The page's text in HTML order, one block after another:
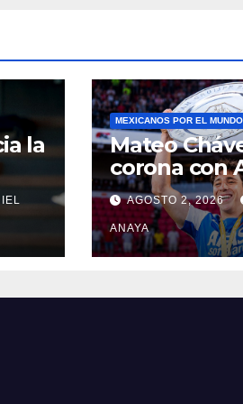
la
MEXICANOS POR EL MUNDO
Mateo
corona con
Alkmaar en
Supercopa
Países Bajos
AGOSTO 2, 2026
ANAYA